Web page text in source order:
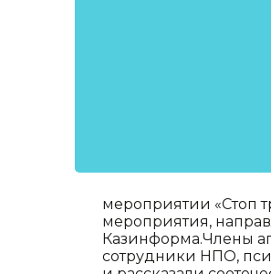
мероприятии «Стоп
мероприятия,
Казинформа.Члены
сотрудники НПО,